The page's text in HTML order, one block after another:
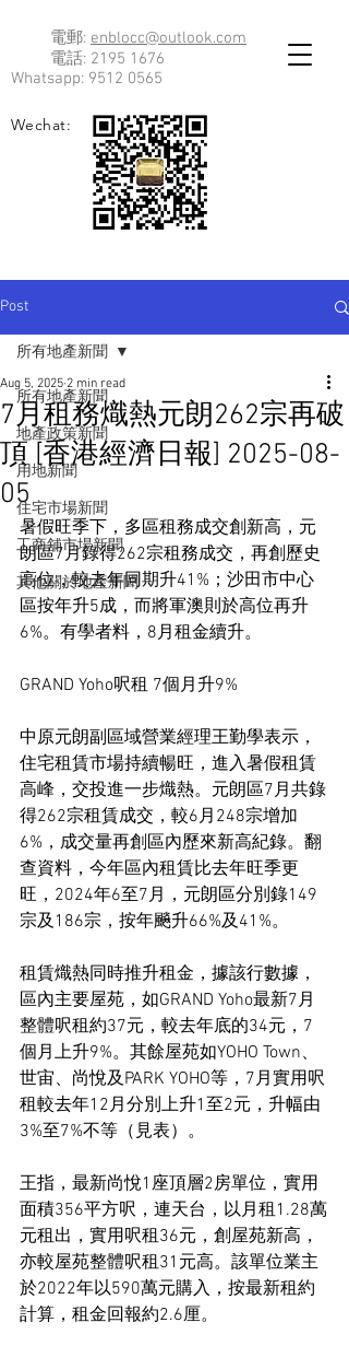
電郵: enblocc@outlook.com
電話: 2195 1676
Whatsapp: 9512 0565
Wechat:
Post
所有地產新聞
地產政策新聞
用地新聞
住宅市場新聞
工商舖市場新聞
其他關於地產新聞
所有地產新聞
7月租務熾熱元朗262宗再破
頂 [香港經濟日報] 2025-08-
05
Aug 5, 2025 2 min read
暑假旺季下，多區租務成交創新高，元
朗區7月錄得262宗租務成交，再創歷史
高位，較去年同期升41%；沙田市中心
區按年升5成，而將軍澳則於高位再升
6%。有學者料，8月租金續升。
GRAND Yoho呎租 7個月升9%
中原元朗副區域營業經理王勤學表示，
住宅租賃市場持續暢旺，進入暑假租賃
高峰，交投進一步熾熱。元朗區7月共錄
得262宗租賃成交，較6月248宗增加
6%，成交量再創區內歷來新高紀錄。翻
查資料，今年區內租賃比去年旺季更
旺，2024年6至7月，元朗區分別錄149
宗及186宗，按年飈升66%及41%。
租賃熾熱同時推升租金，據該行數據，
區內主要屋苑，如GRAND Yoho最新7月
整體呎租約37元，較去年底的34元，7
個月上升9%。其餘屋苑如YOHO Town、
世宙、尚悅及PARK YOHO等，7月實用呎
租較去年12月分別上升1至2元，升幅由
3%至7%不等（見表）。
王指，最新尚悅1座頂層2房單位，實用
面積356平方呎，連天台，以月租1.28萬
元租出，實用呎租36元，創屋苑新高，
亦較屋苑整體呎租31元高。該單位業主
於2022年以590萬元購入，按最新租約
計算，租金回報約2.6厘。